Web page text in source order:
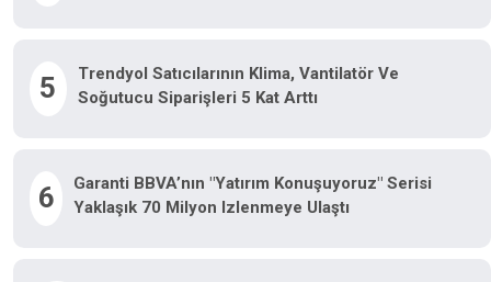
5
Trendyol Satıcılarının Klima, Vantilatör Ve
Soğutucu Siparişleri 5 Kat Arttı
6
Garanti BBVA’nın "Yatırım Konuşuyoruz" Serisi
Yaklaşık 70 Milyon Izlenmeye Ulaştı